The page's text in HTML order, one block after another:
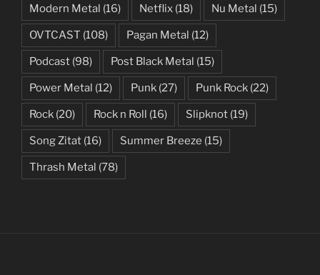
Modern Metal (16) Netflix (18) Nu Metal (15)
OVTCAST (108) Pagan Metal (12)
Podcast (98) Post Black Metal (15)
Power Metal (12) Punk (27) Punk Rock (22)
Rock (20) Rock n Roll (16) Slipknot (19)
Song Zitat (16) Summer Breeze (15)
Thrash Metal (78)